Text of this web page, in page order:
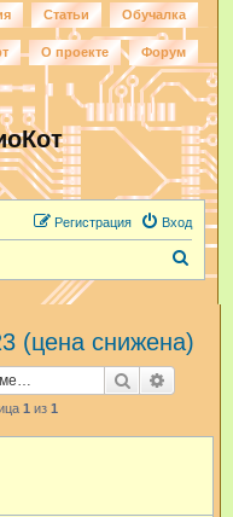
Статьи Обучалка
О проекте Форум
Вход
Регистрация
с
(цена снижена)
Поиск
1 из 1